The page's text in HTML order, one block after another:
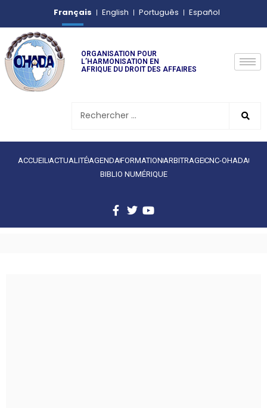
Français English Português Español
ORGANISATION POUR
L’HARMONISATION EN
AFRIQUE DU DROIT DES AFFAIRES
ACCUEIL ACTUALITÉAGENDAFORMATION ARBITRAGECNC-OHADA
BIBLIO NUMÉRIQUE